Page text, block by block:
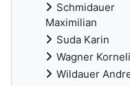
Schmidauer
Maximilian
Suda Karin
Wagner
Wildauer